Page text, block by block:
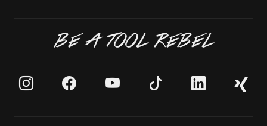
BE A TOOL REBEL